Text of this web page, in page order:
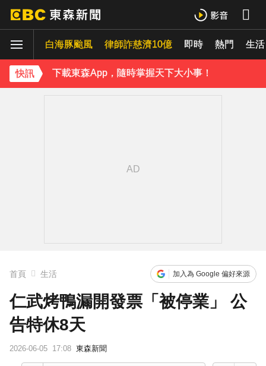
白海豚颱風 律師詐慈濟10億 即時 熱門 生活
快訊
下載東森App，隨時掌握天下大小事！
首頁 生活 加入為 Google 偏好來源
仁武烤鴨漏開發票「被停業」 公
告特休8天
2026-06-05 17:08 東森新聞